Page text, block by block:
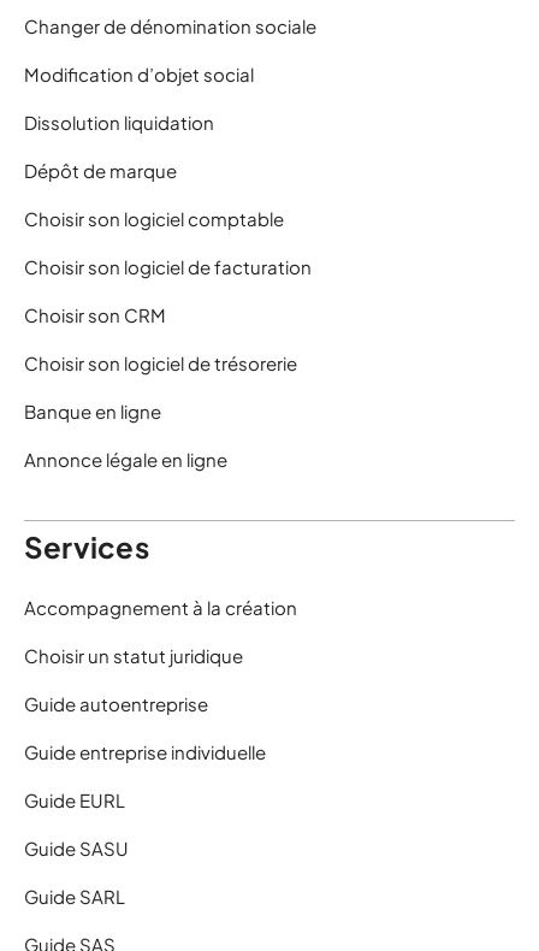
Changer de dénomination sociale
Modification d’objet social
Dissolution liquidation
Dépôt de marque
Choisir son logiciel comptable
Choisir son logiciel de facturation
Choisir son CRM
Choisir son logiciel de trésorerie
Banque en ligne
Annonce légale en ligne
Services
Accompagnement à la création
Choisir un statut juridique
Guide autoentreprise
Guide entreprise individuelle
Guide EURL
Guide SASU
Guide SARL
Guide SAS